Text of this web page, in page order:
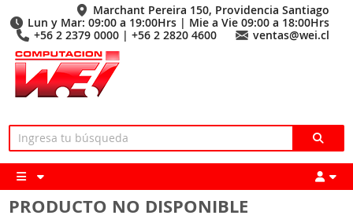
Marchant Pereira 150, Providencia Santiago
Lun y Mar: 09:00 a 19:00Hrs | Mie a Vie 09:00 a 18:00Hrs
+56 2 2379 0000 | +56 2 2820 4600
ventas@wei.cl
PRODUCTO NO DISPONIBLE